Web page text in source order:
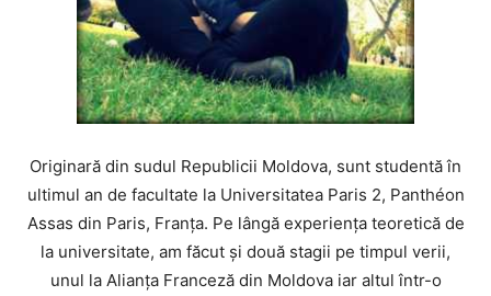
Originară din sudul Republicii Moldova, sunt studentă în
ultimul an de facultate la Universitatea Paris 2, Panthéon
Assas din Paris, Franţa. Pe lângă experienţa teoretică de
la universitate, am făcut şi două stagii pe timpul verii,
unul la Alianţa Franceză din Moldova iar altul într-o